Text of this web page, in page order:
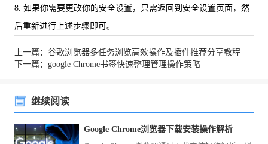
8. 如果你需要更改你的安全设置，只需返回到安全设置页面，然
后重新进行上述步骤即可。
上一篇：谷歌浏览器多任务浏览高效操作及插件推荐分享教程
下一篇：google Chrome书签快速整理管理操作策略
继续阅读
Google Chrome浏览器下载安装操作解析